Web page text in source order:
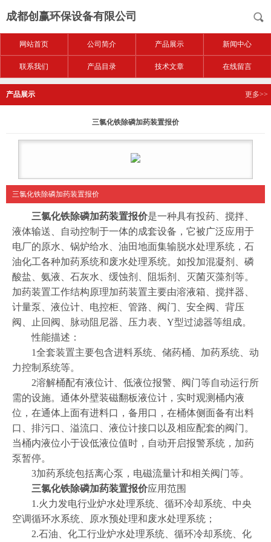
成都创赢环保设备有限公司
网站首页 公司简介 产品展示 新闻中心
联系我们 产品目录 技术文章 在线留言
产品展示 更多>>
三氯化铁除磷加药装置报价
三氯化铁除磷加药装置报价
三氯化铁除磷加药装置报价是一种具有投药、搅拌、
液体输送、自动控制于一体的成套设备，它被广泛应用于
电厂的原水、锅炉给水、油田地面集输脱水处理系统，石
油化工各种加药系统和废水处理系统。如投加混凝剂、磷
酸盐、氨液、石灰水、缓蚀剂、阻垢剂、灭菌灭藻剂等。
加药装置工作结构原理加药装置主要由溶液箱、搅拌器、
计量泵、液位计、电控柜、管路、阀门、安全阀、背压
阀、止回阀、脉动阻尼器、压力表、Y型过滤器等组成。
性能描述：
1全套装置主要包含进料系统、储药桶、加药系统、动
力控制系统等。
2溶解桶配有液位计、低液位报警、阀门等自动运行所
需的设施。通体外壁装磁翻板液位计，实时观测桶内液
位，在通体上面有进料口，备用口，在桶体侧面备有出料
口、排污口、溢流口、液位计接口以及相应配套的阀门。
当桶内液位小于设低液位值时，自动开启报警系统，加药
泵暂停。
3加药系统包括离心泵，电磁流量计和相关阀门等。
三氯化铁除磷加药装置报价应用范围
1.火力发电行业炉水处理系统、循环冷却系统、中央
空调循环水系统、原水预处理和废水处理系统；
2.石油、化工行业炉水处理系统、循环冷却系统、化